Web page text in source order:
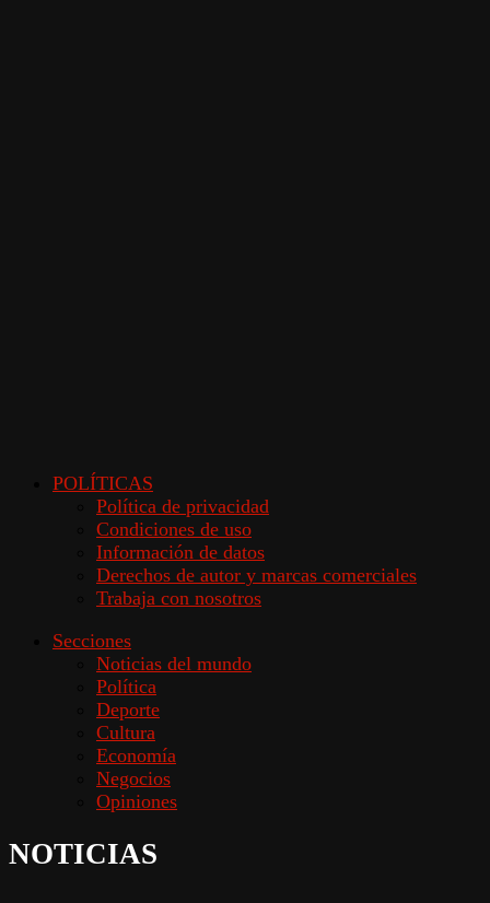
POLÍTICAS
Política de privacidad
Condiciones de uso
Información de datos
Derechos de autor y marcas comerciales
Trabaja con nosotros
Secciones
Noticias del mundo
Política
Deporte
Cultura
Economía
Negocios
Opiniones
NOTICIAS